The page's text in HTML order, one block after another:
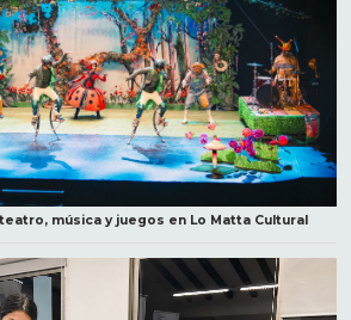
música y juegos en Lo Matta Cultural